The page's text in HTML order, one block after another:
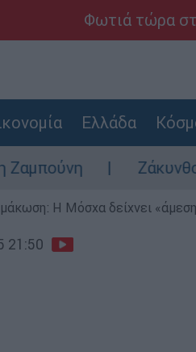
Φωτιά τώρα
Ελλάδα
Ζάκυνθος: Τι
Η Μόσχα δείχνει
21:50